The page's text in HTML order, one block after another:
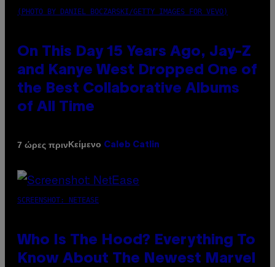
(PHOTO BY DANIEL BOCZARSKI/GETTY IMAGES FOR VEVO)
On This Day 15 Years Ago, Jay-Z
and Kanye West Dropped One of
the Best Collaborative Albums
of All Time
7 ώρες πρινΚείμενο Caleb Catlin
SCREENSHOT: NETEASE
Who Is The Hood? Everything To
Know About The Newest Marvel